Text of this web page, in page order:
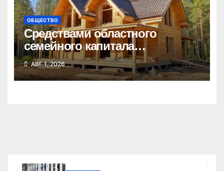
ОБЩЕСТВО
Средствами областного
семейного капитала
воспользовались почти 50
тысяч семей
АВГ 1, 2026